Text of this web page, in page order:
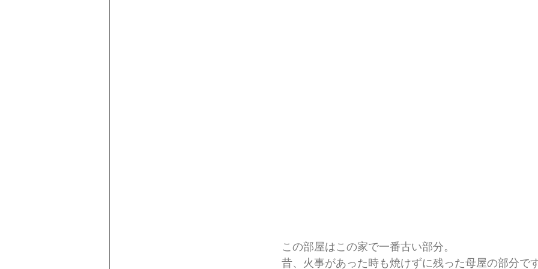
この部屋はこの家で一番古い部分。
昔、火事があった時も焼けずに残った母屋の部分で